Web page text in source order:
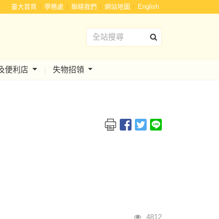
::: 臺大首頁 學務處 聯絡我們 網站地圖 English
便利店 失物招領
瀏覽人次
4812